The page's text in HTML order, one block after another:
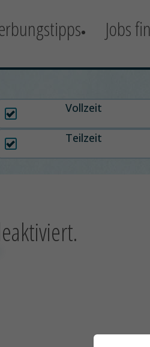
Jobs
Arbeitszeit auswählen
Vollzeit
Teilzeit